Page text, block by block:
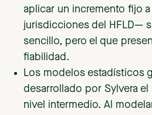
aplicar un incremento fijo
jurisdicciones del HFLD—
sencillo, pero el que
fiabilidad.
Los modelos estadísticos
desarrollado por Sylvera el
nivel intermedio. Al